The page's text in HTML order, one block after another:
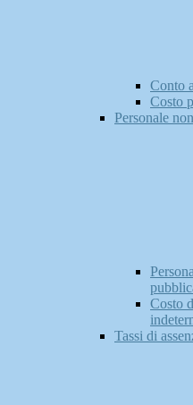
Conto
Costo
Personale
Costo
Tassi di